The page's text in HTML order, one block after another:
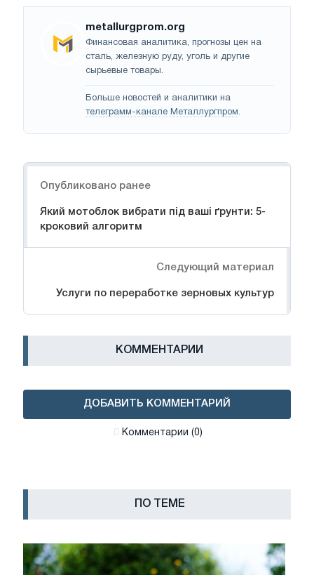
metallurgprom.org
Финансовая аналитика, прогнозы цен на
сталь, железную руду, уголь и другие
сырьевые товары.
Больше новостей и аналитики на
телеграмм-канале Металлургпром.
Опубликовано ранее
Який мотоблок вибрати під ваші ґрунти: 5-
кроковий алгоритм
Следующий материал
Услуги по переработке зерновых культур
КОММЕНТАРИИ
ДОБАВИТЬ КОММЕНТАРИЙ
Комментарии (0)
ПО ТЕМЕ